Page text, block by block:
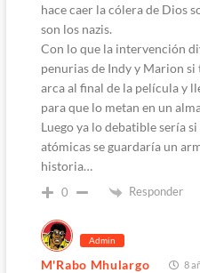
hace caer la cólera de Dios
son los nazis.
Con lo que la intervención
penurias de Indy y Marion
arca al final de la película y
para que lo metan en un
Luego ya lo debatible sería
atómicas se guardaría un
historia…
0 Responder
Admin
M'Rabo Mhulargo 8